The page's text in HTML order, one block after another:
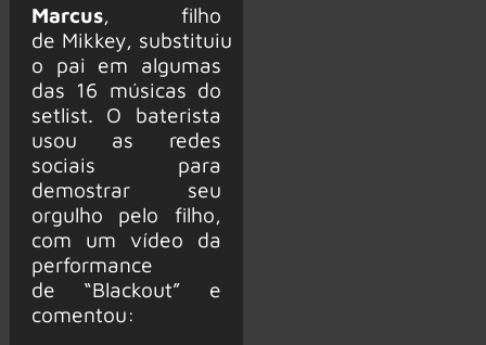
Marcus, filho
de Mikkey, substituiu
o pai em algumas
das 16 músicas do
setlist. O baterista
usou as redes
sociais para
demostrar seu
orgulho pelo filho,
com um vídeo da
performance
de “Blackout” e
comentou: